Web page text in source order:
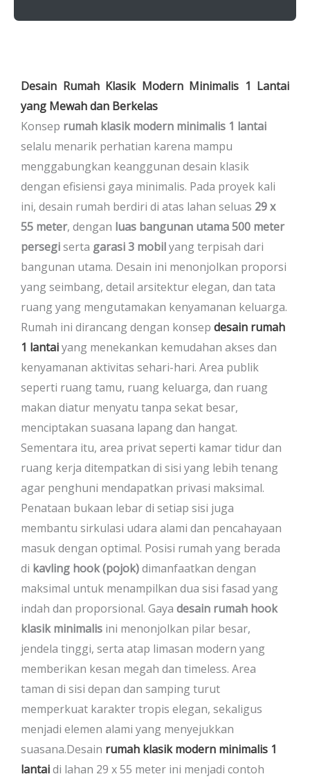
Desain Rumah Klasik Modern Minimalis 1 Lantai
yang Mewah dan Berkelas
Konsep rumah klasik modern minimalis 1 lantai
selalu menarik perhatian karena mampu
menggabungkan keanggunan desain klasik
dengan efisiensi gaya minimalis. Pada proyek kali
ini, desain rumah berdiri di atas lahan seluas 29 x
55 meter, dengan luas bangunan utama 500 meter
persegiserta garasi 3 mobilyang terpisah dari
bangunan utama. Desain ini menonjolkan proporsi
yang seimbang, detail arsitektur elegan, dan tata
ruang yang mengutamakan kenyamanan keluarga.
Rumah ini dirancang dengan konsep desain rumah
1 lantaiyang menekankan kemudahan akses dan
kenyamanan aktivitas sehari-hari. Area publik
seperti ruang tamu, ruang keluarga, dan ruang
makan diatur menyatu tanpa sekat besar,
menciptakan suasana lapang dan hangat.
Sementara itu, area privat seperti kamar tidur dan
ruang kerja ditempatkan di sisi yang lebih tenang
agar penghuni mendapatkan privasi maksimal.
Penataan bukaan lebar di setiap sisi juga
membantu sirkulasi udara alami dan pencahayaan
masuk dengan optimal. Posisi rumah yang berada
di kavling hook (pojok)dimanfaatkan dengan
maksimal untuk menampilkan dua sisi fasad yang
indah dan proporsional. Gaya desain rumah hook
klasik minimalis ini menonjolkan pilar besar,
jendela tinggi, serta atap limasan modern yang
memberikan kesan megah dan timeless. Area
taman di sisi depan dan samping turut
memperkuat karakter tropis elegan, sekaligus
menjadi elemen alami yang menyejukkan
suasana.Desain rumah klasik modern minimalis 1
lantaidi lahan 29 x 55 meter ini menjadi contoh